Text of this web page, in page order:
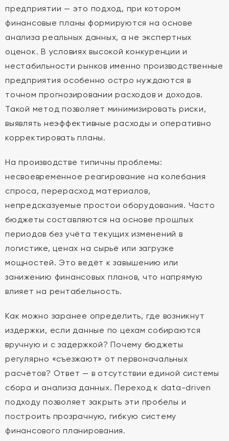
предприятии — это подход, при котором
финансовые планы формируются на основе
анализа реальных данных, а не экспертных
оценок. В условиях высокой конкуренции и
нестабильности рынков именно производственные
предприятия особенно остро нуждаются в
точном прогнозировании расходов и доходов.
Такой метод позволяет минимизировать риски,
выявлять неэффективные расходы и оперативно
корректировать планы.
На производстве типичны проблемы:
несвоевременное реагирование на колебания
спроса, перерасход материалов,
непредсказуемые простои оборудования. Часто
бюджеты составляются на основе прошлых
периодов без учёта текущих изменений в
логистике, ценах на сырьё или загрузке
мощностей. Это ведёт к завышению или
занижению финансовых планов, что напрямую
влияет на рентабельность.
Как можно заранее определить, где возникнут
издержки, если данные по цехам собираются
вручную и с задержкой? Почему бюджеты
регулярно «съезжают» от первоначальных
расчётов? Ответ — в отсутствии единой системы
сбора и анализа данных. Переход к data-driven
подходу позволяет закрыть эти пробелы и
построить прозрачную, гибкую систему
финансового планирования.